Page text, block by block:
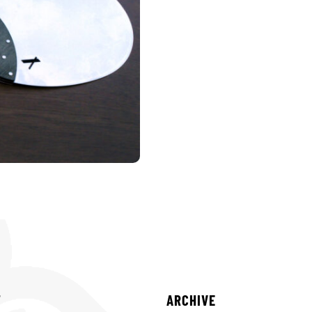
ARCHIVE